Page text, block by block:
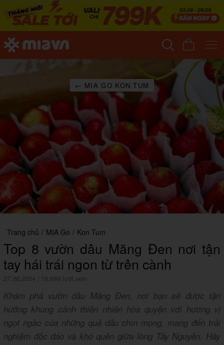
← MIA GO KON TUM
Trang chủ / MIA Go / Kon Tum
Top 8 vườn dâu Măng Đen nơi tận
tay hái trái ngon từ trên cành
27.08.2024 16,689 lượt xem
Khám phá vườn dâu Măng Đen, nơi bạn sẽ được tận
hưởng khung cảnh thiên nhiên hòa quyện với hương vị
ngọt ngào của những quả dâu chín mọng, mang đến trải
nghiệm độc đáo và khó quên giữa lòng Tây Nguyên. Hãy